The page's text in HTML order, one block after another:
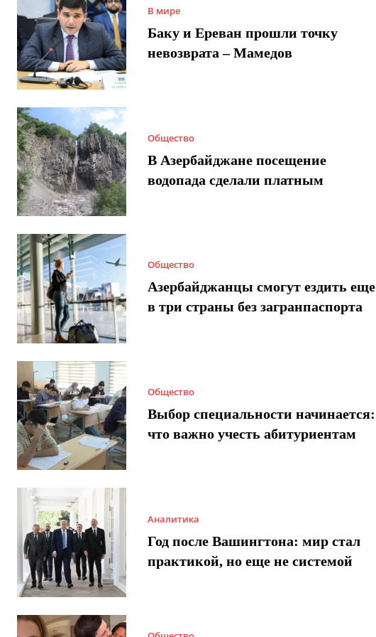
В мире
Баку и Ереван прошли точку
невозврата – Мамедов
Общество
В Азербайджане посещение
водопада сделали платным
Общество
Азербайджанцы смогут ездить еще
в три страны без загранпаспорта
Общество
Выбор специальности начинается:
что важно учесть абитуриентам
Аналитика
Год после Вашингтона: мир стал
практикой, но еще не системой